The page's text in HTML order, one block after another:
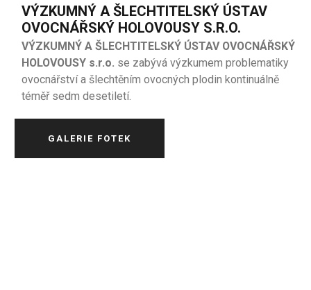
VÝZKUMNÝ A ŠLECHTITELSKÝ ÚSTAV
OVOCNÁŘSKÝ HOLOVOUSY S.R.O.
VÝZKUMNÝ A ŠLECHTITELSKÝ ÚSTAV OVOCNÁŘSKÝ
HOLOVOUSY s.r.o. se zabývá výzkumem problematiky
ovocnářství a šlechtěním ovocných plodin kontinuálně
téměř sedm desetiletí.
GALERIE FOTEK